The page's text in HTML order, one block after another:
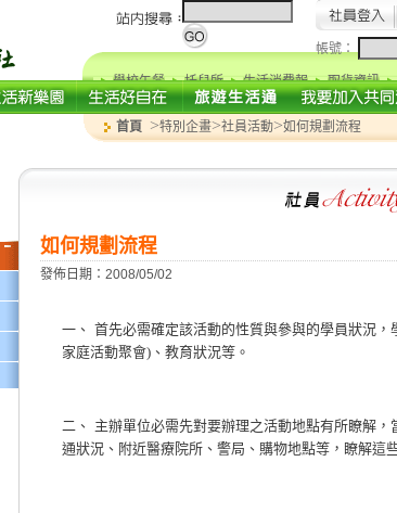
帳號：
學校午餐 托兒所 生活消費報 取貨資訊
首頁 >特別企畫>社員活動>如何規劃流程
如何規劃流程
發佈日期：2008/05/02
一、 首先必需確定該活動的性質與參與的學員狀況
家庭活動聚會) 、教育狀況等。
二、
主辦單位必需先對要辦理之活動地點有所瞭解
通狀況、附近醫療院所、警局、購物地點等，瞭解這